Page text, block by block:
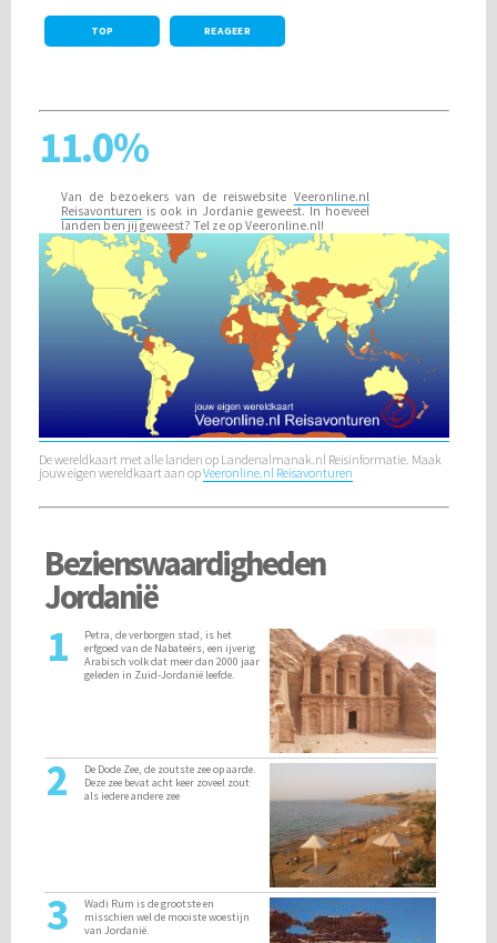
TOP REAGEER
11.0%
Van de bezoekers van de reiswebsite Veeronline.nl
Reisavonturen is ook in Jordanie geweest. In hoeveel
landen ben jij geweest? Tel ze op Veeronline.nl!
De wereldkaart met alle landen op Landenalmanak.nl Reisinformatie. Maak
jouw eigen wereldkaart aan opVeeronline.nl Reisavonturen
Bezienswaardigheden
Jordanië
1
Petra, de verborgen stad, is het
erfgoed van de Nabateërs, een ijverig
Arabisch volk dat meer dan 2000 jaar
geleden in Zuid-Jordanië leefde.
2
De Dode Zee, de zoutste zee op aarde.
Deze zee bevat acht keer zoveel zout
als iedere andere zee
3
Wadi Rum is de grootste en
misschien wel de mooiste woestijn
van Jordanië.